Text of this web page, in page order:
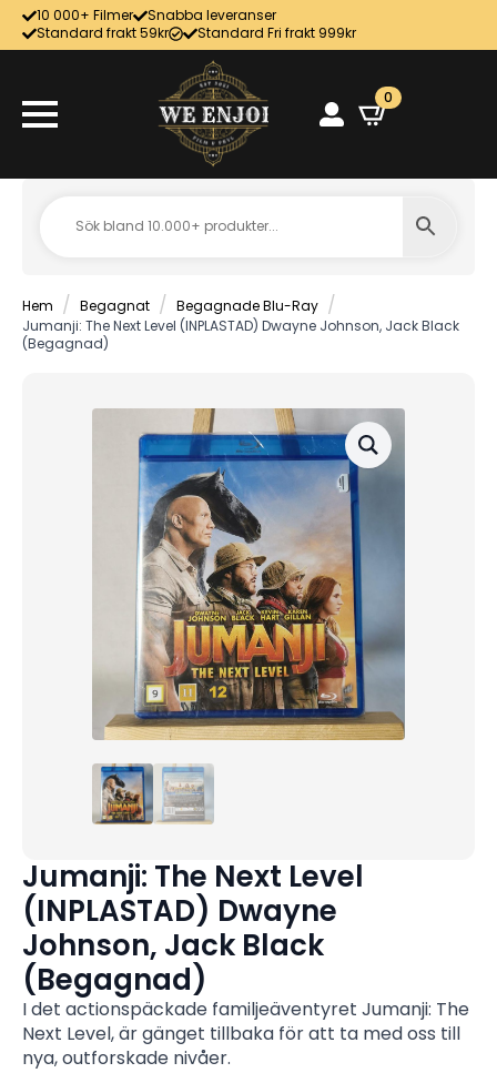
10 000+ Filmer
Snabba leveranser
Standard frakt 59kr
Standard Fri frakt 999kr
0
Hem Begagnat
Begagnade Blu-Ray
Jumanji: The Next Level (INPLASTAD) Dwayne Johnson, Jack Black
(Begagnad)
Jumanji: The Next Level
(INPLASTAD) Dwayne
Johnson, Jack Black
(Begagnad)
I det actionspäckade familjeäventyret Jumanji: The
Next Level, är gänget tillbaka för att ta med oss till
nya, outforskade nivåer.